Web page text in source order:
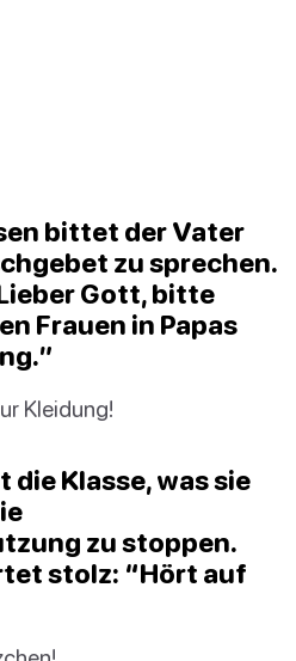
bittet der Vater
zu sprechen.
Gott, bitte
Frauen in Papas
Kleidung!
die Klasse, was sie
zu stoppen.
stolz: “Hört auf